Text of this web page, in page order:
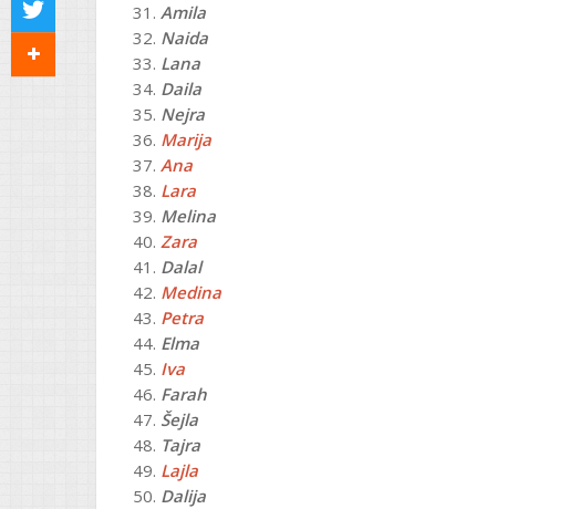
Amila
Naida
Lana
Daila
Nejra
Marija
Ana
Lara
Melina
Zara
Dalal
Medina
Petra
Elma
Iva
Farah
Šejla
Tajra
Lajla
Dalija